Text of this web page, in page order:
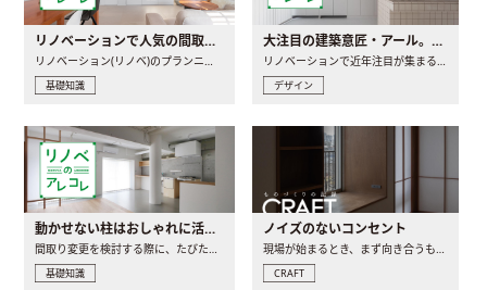
リノベーションで人気の間取りとは？トレンドの間取りと実例を徹底解説
リノベーション(リノベ)のプランニングで一番最初に決めるのは..
基礎知識
大注目の建築意匠・アール。人気の理由と空間に取り入れるポイント
リノベーションで近年注目が集まる建築意匠の一つであるアール..
デザイン
動かせない柱はおしゃれに活用！柱を魅せるリノベーション(リノベ)4選
間取り変更を検討する際に、たびたび皆さんの頭を悩ませる動か..
基礎知識
ノイズのないコンセント
現場が始まるとき、まず向き合うものの一つがコンセントです..
CRAFT